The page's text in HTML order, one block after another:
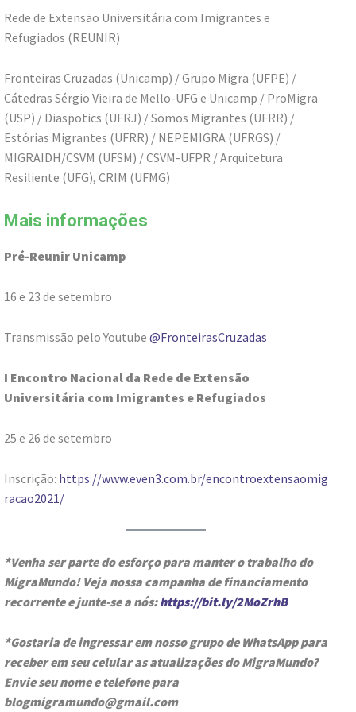
Rede de Extensão Universitária com Imigrantes e
Refugiados (REUNIR)
Fronteiras Cruzadas (Unicamp) / Grupo Migra (UFPE) /
Cátedras Sérgio Vieira de Mello-UFG e Unicamp / ProMigra
(USP) / Diaspotics (UFRJ) / Somos Migrantes (UFRR) /
Estórias Migrantes (UFRR) / NEPEMIGRA (UFRGS) /
MIGRAIDH/CSVM (UFSM) / CSVM-UFPR / Arquitetura
Resiliente (UFG), CRIM (UFMG)
Mais informações
Pré-Reunir Unicamp
16 e 23 de setembro
Transmissão pelo Youtube @FronteirasCruzadas
I Encontro Nacional da Rede de Extensão
Universitária com Imigrantes e Refugiados
25 e 26 de setembro
Inscrição: https://www.even3.com.br/encontroextensaomig
racao2021/
*Venha ser parte do esforço para manter o trabalho do
MigraMundo! Veja nossa campanha de financiamento
recorrente e junte-se a nós:https://bit.ly/2MoZrhB
*Gostaria de ingressar em nosso grupo de WhatsApp para
receber em seu celular as atualizações do MigraMundo?
Envie seu nome e telefone para
blogmigramundo@gmail.com